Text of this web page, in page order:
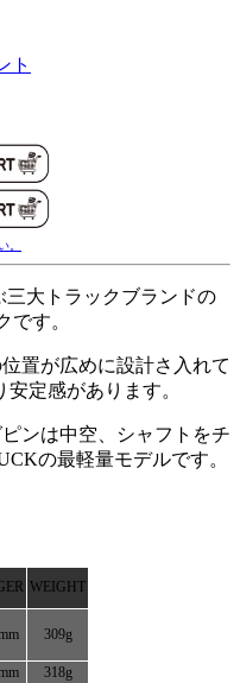
ト
。
大トラックブランドの
です。
置が広めに設計さ入れて
定感があります。
ンは中空、シャフトをチ
の最軽量モデルです。
WEIGHT
309g
318g